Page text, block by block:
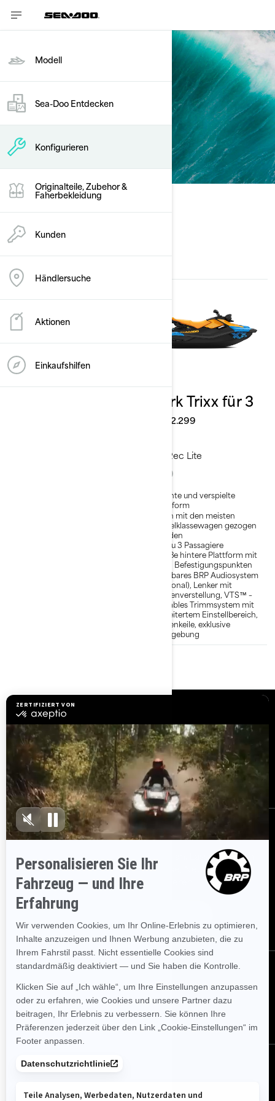
Modell
Sea-Doo Entdecken
Konfigurieren
Originalteile, Zubehor &
Faherbekleidung
Kunden
Händlersuche
Aktionen
Einkaufshilfen
Konfigurieren
Spark Trixx
Ihr Paket wählen
Modell ändern
Spark Trixx für 3
€ 12.299
Rec Lite
Leichte und verspielte
Plattform
Kann mit den meisten
Mittelklassewagen gezogen
werden
Bis zu 3 Passagiere
Große hintere Plattform mit
LinQ Befestigungspunkten
Tragbares BRP Audiosystem
(optional), Lenker mit
Höhenverstellung, VTS™ –
Variables Trimmsystem mit
erweitertem Einstellbereich,
Stufenkeile, exklusive
Farbgebung
Brauchen Sie Hilfe?
Karrieren
Händler werden
Rückrufinfo
BRP Experiences
Bestellen
Melden Sie sich für unsere E-Mails an.
Lassen Sie sich
immer sofort über aktuelle Ereignisse, Neuigkeiten und
Transaktionen informieren.
Folgen Sie uns